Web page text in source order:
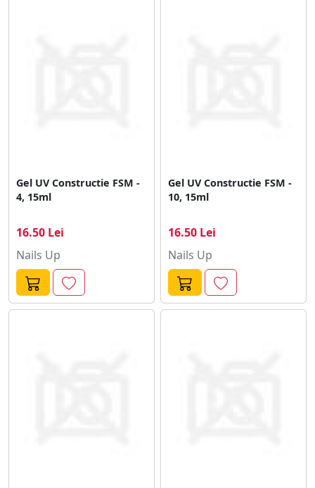
Gel UV Constructie FSM -
4, 15ml
16.50 Lei
Nails Up
Gel UV Constructie FSM -
10, 15ml
16.50 Lei
Nails Up